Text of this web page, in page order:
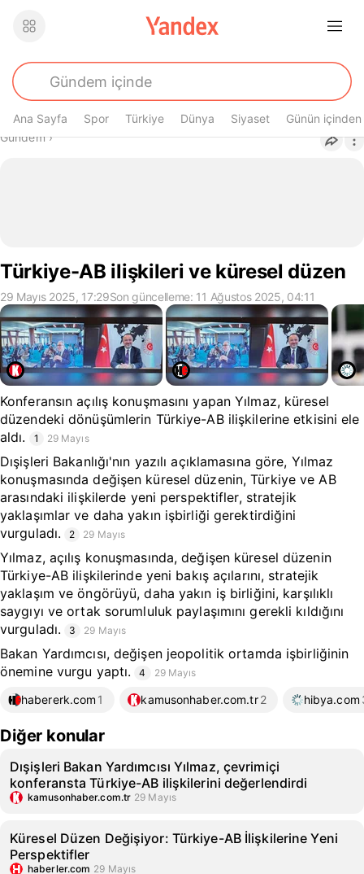
Ana Sayfa Spor Türkiye Dünya Siyaset Günün içinden
Buradasın
Gündem›
Türkiye-AB ilişkileri ve küresel düzen
29 Mayıs 2025, 17:29Son güncelleme: 11 Ağustos 2025, 04:11
Konferansın açılış konuşmasını yapan Yılmaz, küresel
düzendeki dönüşümlerin Türkiye-AB ilişkilerine etkisini ele
aldı.
1 29 Mayıs
Dışişleri Bakanlığı'nın yazılı açıklamasına göre, Yılmaz
konuşmasında değişen küresel düzenin, Türkiye ve AB
arasındaki ilişkilerde yeni perspektifler, stratejik
yaklaşımlar ve daha yakın işbirliği gerektirdiğini
vurguladı.
2 29 Mayıs
Yılmaz, açılış konuşmasında, değişen küresel düzenin
Türkiye-AB ilişkilerinde yeni bakış açılarını, stratejik
yaklaşım ve öngörüyü, daha yakın iş birliğini, karşılıklı
saygıyı ve ortak sorumluluk paylaşımını gerekli kıldığını
vurguladı.
3 29 Mayıs
Bakan Yardımcısı, değişen jeopolitik ortamda işbirliğinin
önemine vurgu yaptı.
4 29 Mayıs
habererk.com 1 kamusonhaber.com.tr2 hibya.com
Diğer konular
Dışişleri Bakan Yardımcısı Yılmaz, çevrimiçi
konferansta Türkiye-AB ilişkilerini değerlendirdi
kamusonhaber.com.tr 29 Mayıs
Küresel Düzen Değişiyor: Türkiye-AB İlişkilerine Yeni
Perspektifler
haberler.com 29 Mayıs